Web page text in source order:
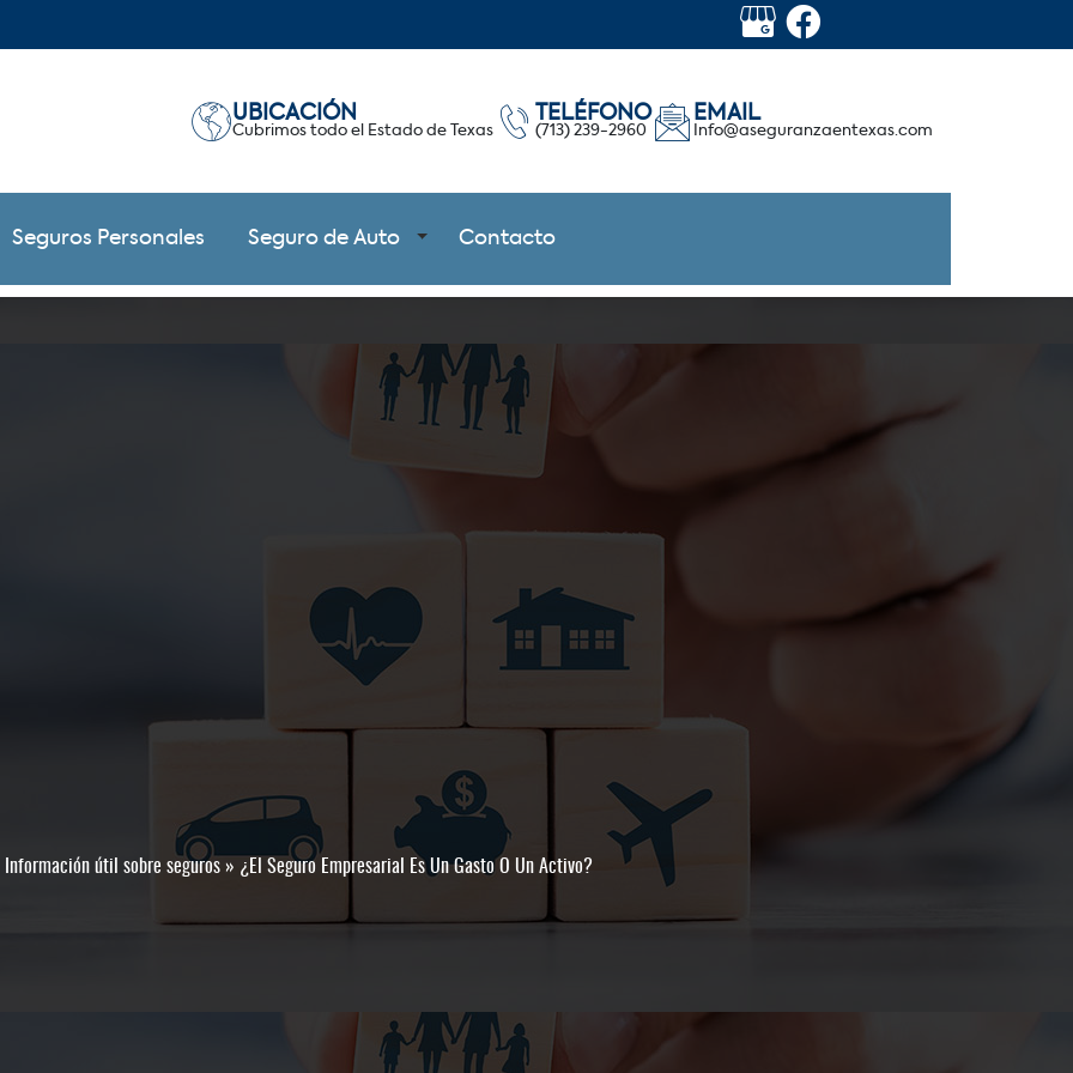
UBICACIÓN
Cubrimos todo el Estado de Texas
TELÉFONO
(713) 239-2960
EMAIL
Info@aseguranzaentexas.com
Seguros Personales Seguro de Auto Contacto
Información útil sobre seguros» ¿El Seguro Empresarial Es Un Gasto O Un Activo?